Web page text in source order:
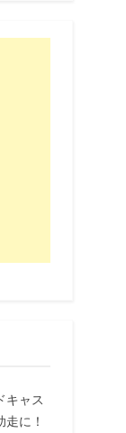
キャス
走に！